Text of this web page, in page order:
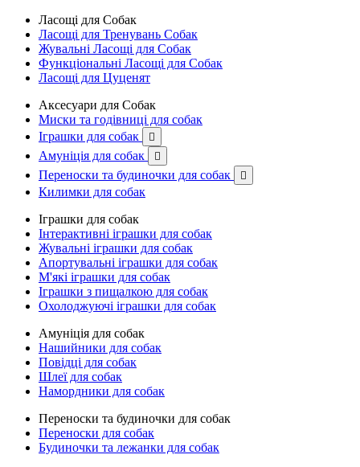
Ласощі для Собак
Ласощі для Тренувань Собак
Жувальні Ласощі для Собак
Функціональні Ласощі для Собак
Ласощі для Цуценят
Аксесуари для Собак
Миски та годівниці для собак
Іграшки для собак

Амуніція для собак 
Переноски та будиночки для собак 
Килимки для собак
Іграшки для собак
Інтерактивні іграшки для собак
Жувальні іграшки для собак
Апортувальні іграшки для собак
М'які іграшки для собак
Іграшки з пищалкою для собак
Охолоджуючі іграшки для собак
Амуніція для собак
Нашийники для собак
Повідці для собак
Шлеї для собак
Намордники для собак
Переноски та будиночки для собак
Переноски для собак
Будиночки та лежанки для собак